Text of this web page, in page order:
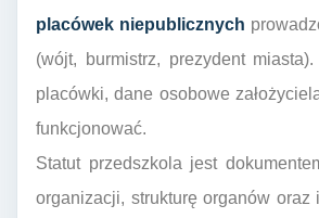
placówek niepublicznych
(wójt, burmistrz, prezydent
placówki, dane osobowe
funkcjonować.
Statut przedszkola jest
organizacji, strukturę organów